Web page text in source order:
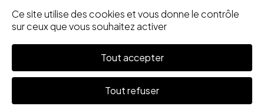
Ce site utilise des cookies et vous donne le contrôle
sur ceux que vous souhaitez activer
Tout accepter
Tout refuser
Georges-lès-Baillargeaux
Horaires : Lundi au vendredi de 9h00 à 12h00 et de 13h30